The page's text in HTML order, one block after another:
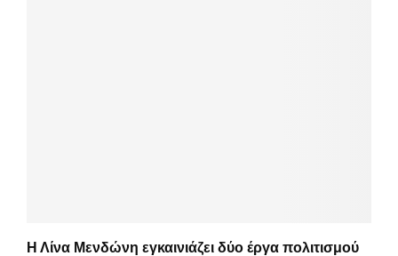
Η Λίνα Μενδώνη εγκαινιάζει δύο έργα πολιτισμού